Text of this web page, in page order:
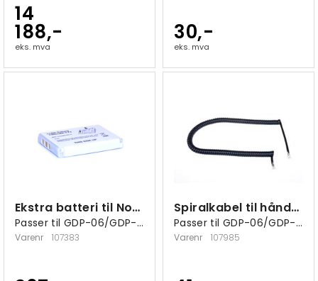
14
188,-
eks. mva
30,-
eks. mva
Ekstra batteri til Noabe Essence
Passer til GDP-06/GDP-06i/GDP-09/GDP-10
Varenr 107383
Spiralkabel til håndsett Noabe Essence
Passer til GDP-06/GDP-06i/GDP-09/GDP-10
Varenr 107985